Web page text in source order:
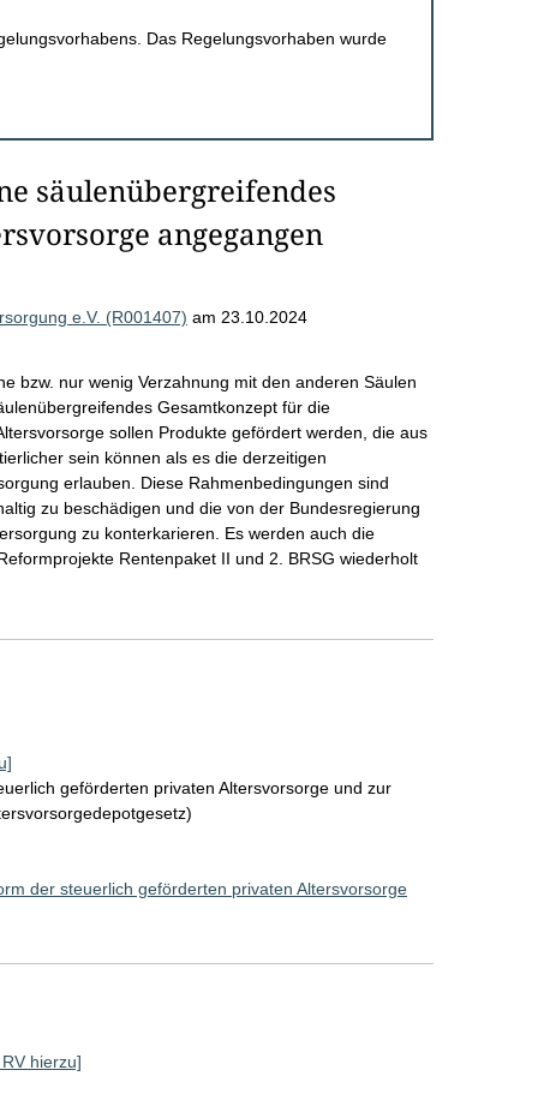
Das Regelungsvorhaben wurde
säulenübergreifendes
angegangen
e.V. (R001407) am 23.10.2024
bzw. nur wenig Verzahnung mit den anderen Säulen
Gesamtkonzept für die
sollen Produkte gefördert werden, die aus
sein können als es die derzeitigen
erlauben. Diese Rahmenbedingungen sind
zu beschädigen und die von der Bundesregierung
zu konterkarieren. Es werden auch die
Rentenpaket II und 2. BRSG wiederholt
geförderten privaten Altersvorsorge und zur
der steuerlich geförderten privaten Altersvorsorge
hierzu]